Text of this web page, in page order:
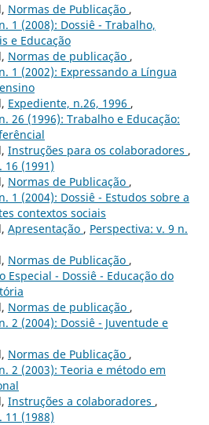
Normas de Publicação ,
1 (2008): Dossiê - Trabalho,
e Educação
Normas de publicação ,
1 (2002): Expressando a Língua
Expediente, n.26, 1996 ,
26 (1996): Trabalho e Educação:
Instruções para os colaboradores ,
16 (1991)
Normas de Publicação ,
1 (2004): Dossiê - Estudos sobre a
contextos sociais
Apresentação , Perspectiva: v. 9 n.
Normas de Publicação ,
Especial - Dossiê - Educação do
Normas de publicação ,
2 (2004): Dossiê - Juventude e
Normas de Publicação ,
2 (2003): Teoria e método em
Instruções a colaboradores ,
11 (1988)